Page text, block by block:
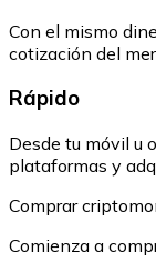
Con el mismo
cotización del
Rápido
Desde tu móvil u
plataformas y
Comprar
Comienza a